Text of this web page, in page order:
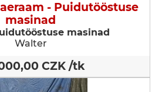
- Puidutööstuse
masinad
masinad
Walter
CZK /tk